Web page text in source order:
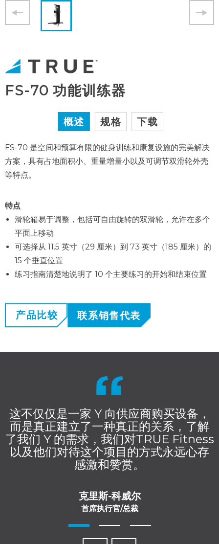
FS-70 功能训练器
概述 规格 下载
FS-70 是空间和预算有限的健身训练和康复设施的完美解决
方案，具有占地面积小、重量增量小以及可调节双滑轮外壳
等特点。
特点
滑轮箱易于调整，包括可自由旋转的双滑轮，允许在多个
平面上移动
可选择从 11.5 英寸（29 厘米）到 73 英寸（185 厘米）的
15 个垂直位置
练习指南清楚地说明了 10 个主要练习的开始和结束位置
产品比较 联系销售代表
这不仅仅是一家 Y 向供应商购买设备，
而是真正建立了一种真正的关系，了解
了我们 Y 的需求，我们对TRUE Fitness
以及他们对待这个项目的方式永远心存
感激和赞赏。
克里斯-科威尔
首席执行官/总裁